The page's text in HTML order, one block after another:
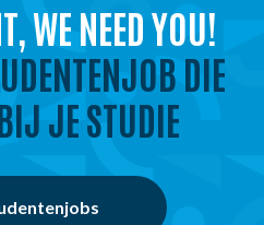
WE NEED YOU!
DIE
JE STUDIE